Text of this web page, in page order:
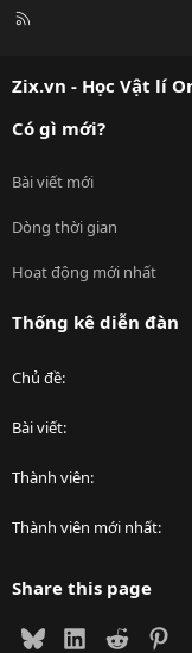
R
Zix.vn - Học Vật lí
Có gì mới?
Bài viết mới
Dòng thời gian
Hoạt động mới nhất
Thống kê diễn đàn
Chủ đề
Bài viết
Thành viên
Thành viên mới nhất
Share this page
BlueskyLinkedIn
Reddit